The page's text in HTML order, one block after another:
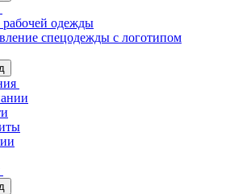
одежды
спецодежды с логотипом